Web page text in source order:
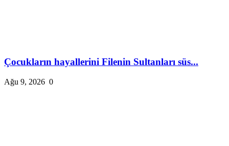
Çocukların hayallerini Filenin Sultanları süs...
Ağu 9, 2026 0